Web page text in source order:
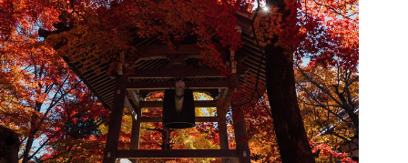
地
點
完
整
攻
略，
相
機